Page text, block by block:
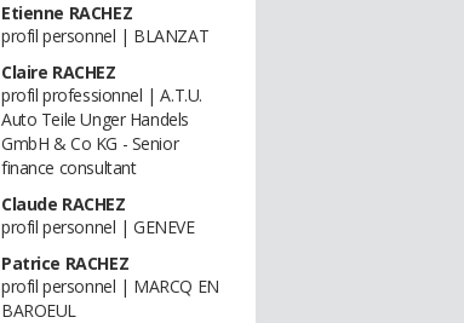
Etienne RACHEZ
profil personnel | BLANZAT
Claire RACHEZ
profil professionnel | A.T.U.
Auto Teile Unger Handels
GmbH & Co KG - Senior
finance consultant
Claude RACHEZ
profil personnel | GENEVE
Patrice RACHEZ
profil personnel | MARCQ EN
BAROEUL